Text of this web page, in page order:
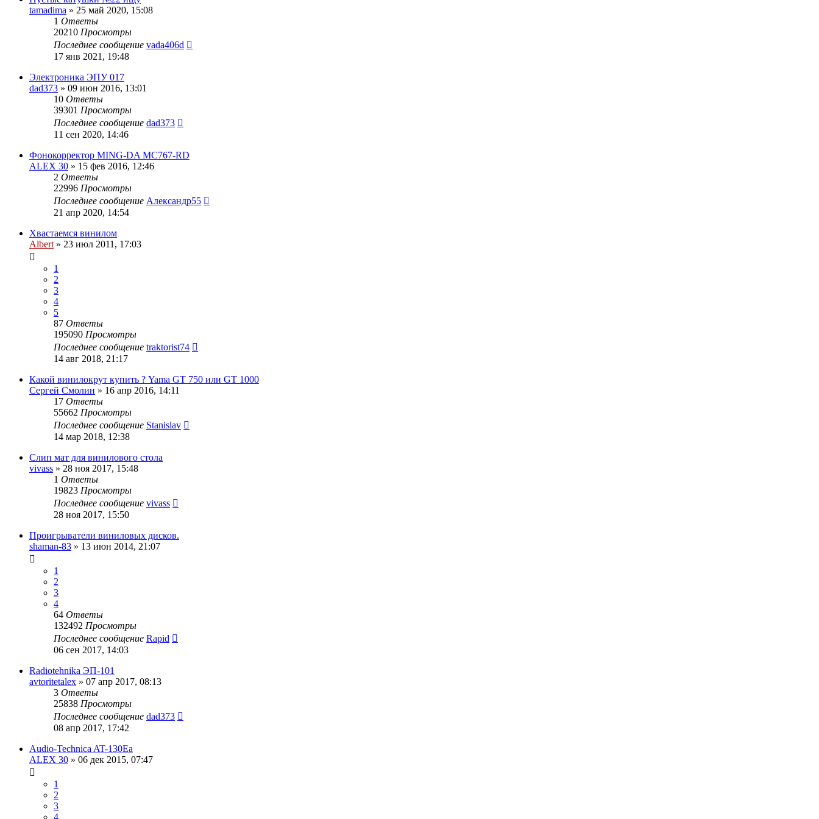
tamadima » 25 май 2020, 15:08
1 Ответы
20210 Просмотры
Последнее сообщение vada406d
17 янв 2021, 19:48
Электроника ЭПУ 017
dad373 » 09 июн 2016, 13:01
10 Ответы
39301 Просмотры
Последнее сообщение dad373
11 сен 2020, 14:46
Фонокорректор MING-DA MC767-RD
ALEX 30 » 15 фев 2016, 12:46
2 Ответы
22996 Просмотры
Последнее сообщение Александр55
21 апр 2020, 14:54
Хвастаемся винилом
Albert » 23 июл 2011, 17:03
1
2
3
4
5
87 Ответы
195090 Просмотры
Последнее сообщение traktorist74
14 авг 2018, 21:17
Какой винилокрут купить ? Yama GT 750 или GT 1000
Сергей Смолин » 16 апр 2016, 14:11
17 Ответы
55662 Просмотры
Последнее сообщение Stanislav
14 мар 2018, 12:38
Слип мат для винилового стола
vivass » 28 ноя 2017, 15:48
1 Ответы
19823 Просмотры
Последнее сообщение vivass
28 ноя 2017, 15:50
Проигрыватели виниловых дисков.
shaman-83 » 13 июн 2014, 21:07
1
2
3
4
64 Ответы
132492 Просмотры
Последнее сообщение Rapid
06 сен 2017, 14:03
Radiotehnika ЭП-101
avtoritetalex » 07 апр 2017, 08:13
3 Ответы
25838 Просмотры
Последнее сообщение dad373
08 апр 2017, 17:42
Audio-Technica AT-130Ea
ALEX 30 » 06 дек 2015, 07:47
1
2
3